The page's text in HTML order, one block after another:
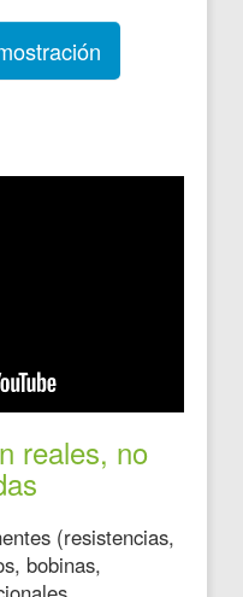
reales, no
(resistencias,
bobinas,